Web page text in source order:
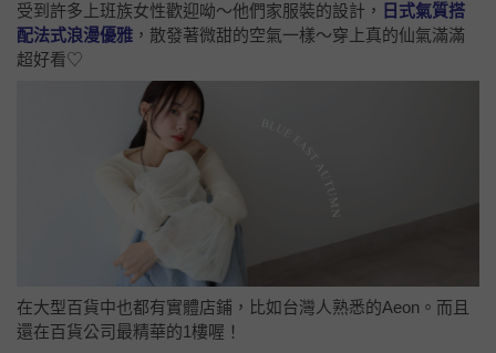
受到許多上班族女性歡迎呦～他們家服裝的設計， 日式氣質搭
配法式浪漫優雅 ，散發著微甜的空氣一樣～穿上真的仙氣滿滿
超好看♡
在大型百貨中也都有實體店鋪，比如台灣人熟悉的Aeon。而且
還在百貨公司最精華的1樓喔！